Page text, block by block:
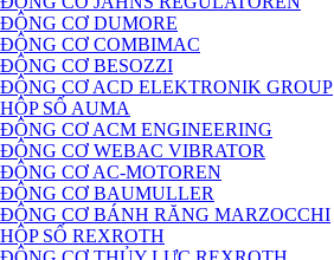
ĐỘNG CƠ DUMORE
ĐỘNG CƠ COMBIMAC
ĐỘNG CƠ BESOZZI
ĐỘNG CƠ ACD ELEKTRONIK GROUP
HỘP SỐ AUMA
ĐỘNG CƠ ACM ENGINEERING
ĐỘNG CƠ WEBAC VIBRATOR
ĐỘNG CƠ AC-MOTOREN
ĐỘNG CƠ BAUMULLER
ĐỘNG CƠ BÁNH RĂNG MARZOCCHI
HỘP SỐ REXROTH